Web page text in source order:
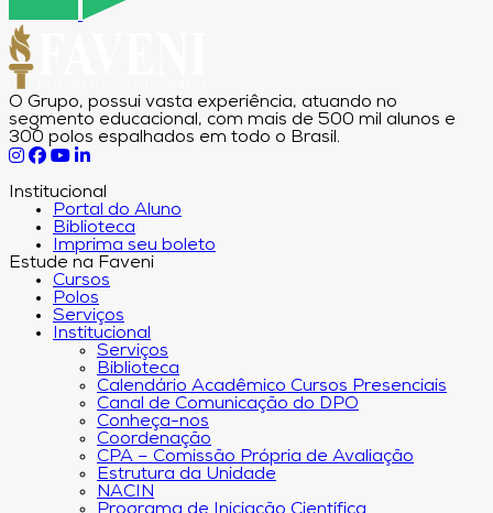
O Grupo, possui vasta experiência, atuando no
segmento educacional, com mais de 500 mil alunos e
300 polos espalhados em todo o Brasil.
Institucional
Portal do Aluno
Biblioteca
Imprima seu boleto
Estude na Faveni
Cursos
Polos
Serviços
Institucional
Serviços
Biblioteca
Calendário Acadêmico Cursos Presenciais
Canal de Comunicação do DPO
Conheça-nos
Coordenação
CPA – Comissão Própria de Avaliação
Estrutura da Unidade
NACIN
Programa de Iniciação Científica